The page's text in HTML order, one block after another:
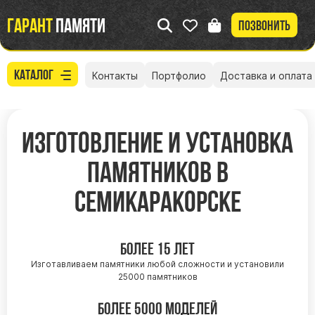
Гарантпамяти Позвонить
Каталог Контакты Портфолио Доставка и оплата
Изготовление и установка
памятников в
Семикаракорске
Более 15 лет
Изготавливаем памятники любой сложности и установили
25000 памятников
Более 5000 моделей